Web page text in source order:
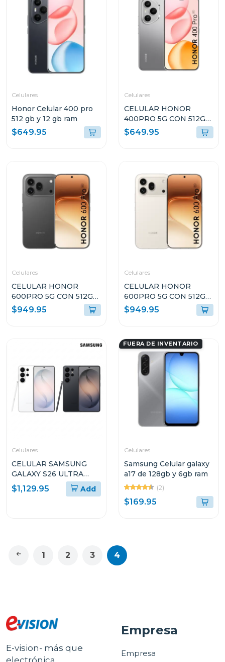
Celulares
Honor Celular 400 pro
512 gb y 12 gb ram
$649.95
Celulares
CELULAR HONOR
400PRO 5G CON 512GB
DE ALMACENAMIENTO
Y 12GB DE RAM GRIS
$649.95
Celulares
CELULAR HONOR
600PRO 5G CON 512GB
DE ALMACENAMIENTO
Y 12GB DE RAM COLOR
$949.95
Celulares
CELULAR HONOR
600PRO 5G CON 512GB
DE ALMACENAMIENTO
Y 12GB DE RAM COLOR
$949.95
Celulares
CELULAR SAMSUNG
GALAXY S26 ULTRA
CON 12GB DE RAM Y Y
512GB DE
$1,129.95 Add
FUERA DE INVENTARIO
Celulares
Samsung Celular galaxy
a17 de 128gb y 6gb ram
(2)
$169.95
1 2 3 4
E-vision- más que
electrónica
Empresa
Empresa